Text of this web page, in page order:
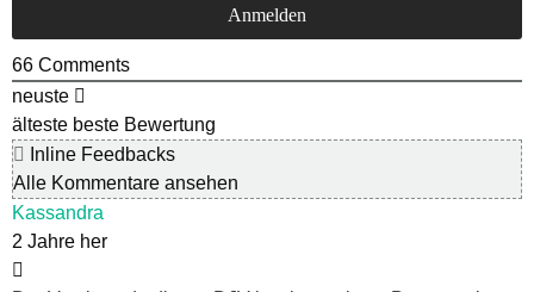
66 Comments
neuste
älteste beste Bewertung
Inline Feedbacks
Alle Kommentare ansehen
Kassandra
2 Jahre her